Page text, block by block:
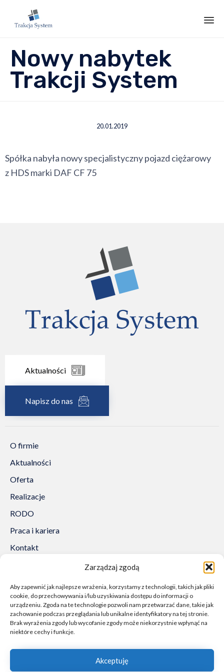
Zarządzaj zgodą
Aby zapewnić jak najlepsze wrażenia, korzystamy z technologii, takich jak pliki
cookie, do przechowywania i/lub uzyskiwania dostępu do informacji o
urządzeniu. Zgoda na te technologie pozwoli nam przetwarzać dane, takie jak
zachowanie podczas przeglądania lub unikalne identyfikatory na tej stronie.
Brak wyrażenia zgody lub wycofanie zgody może niekorzystnie wpłynąć na
niektóre cechy i funkcje.
Akceptuję
Nowy nabytek
Trakcji System
20.01.2019
Spółka nabyła nowy specjalistyczny pojazd ciężarowy
z HDS marki DAF CF 75
Aktualności
Napisz do nas
O firmie
Aktualności
Oferta
Realizacje
RODO
Praca i kariera
Kontakt
Trakcja System Sp. z o.o.
53-124 Wrocław
Tel.:+48 71 307 07 81
Email:biuro@trakcjasystem.pl
KRS 0000416796